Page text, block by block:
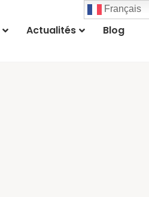
Actualités Blog
Français